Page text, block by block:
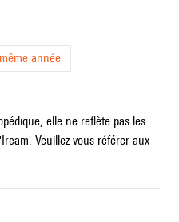
année
elle ne reflète pas les
Veuillez vous référer aux